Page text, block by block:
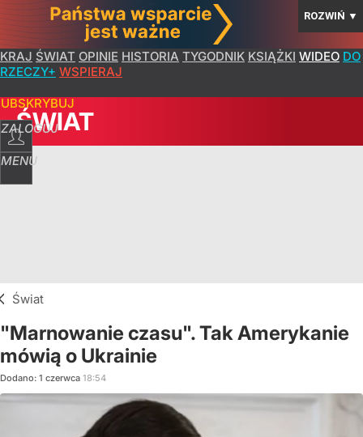
ROZWIŃ ▼
KRAJ ŚWIAT OPINIE HISTORIA TYGODNIK KSIĄŻKI WIDEO DO
RZECZY+ WSPIERAJ
ZALOGUJ
MENU
ŚWIAT
Świat
"Marnowanie czasu". Tak Amerykanie
mówią o Ukrainie
Dodano: 1 czerwca 18:54